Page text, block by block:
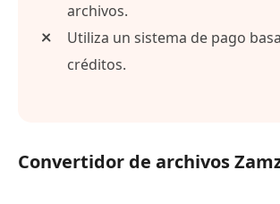
archivos.
Utiliza un sistema de pago
créditos.
Convertidor de archivos